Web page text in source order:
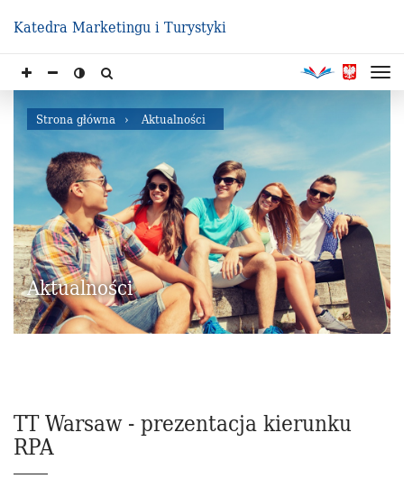
Katedra Marketingu i Turystyki
Strona główna Aktualności
Aktualności
TT Warsaw - prezentacja kierunku
RPA